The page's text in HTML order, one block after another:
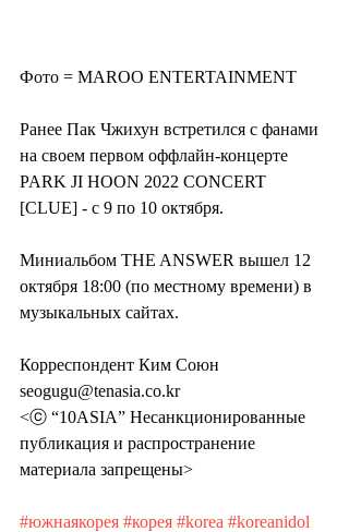
Фото = MAROO ENTERTAINMENT
Ранее Пак Чжихун встретился с фанами
на своем первом оффлайн-концерте
PARK JI HOON 2022 CONCERT
[CLUE] - с 9 по 10 октября.
Миниальбом THE ANSWER вышел 12
октября 18:00 (по местному времени) в
музыкальных сайтах.
Корреспондент Ким Союн
seogugu@tenasia.co.kr
<ⓒ “10ASIA” Несанкционированные
публикация и распространение
материала запрещены>
#южнаякорея #корея #korea #koreanidol